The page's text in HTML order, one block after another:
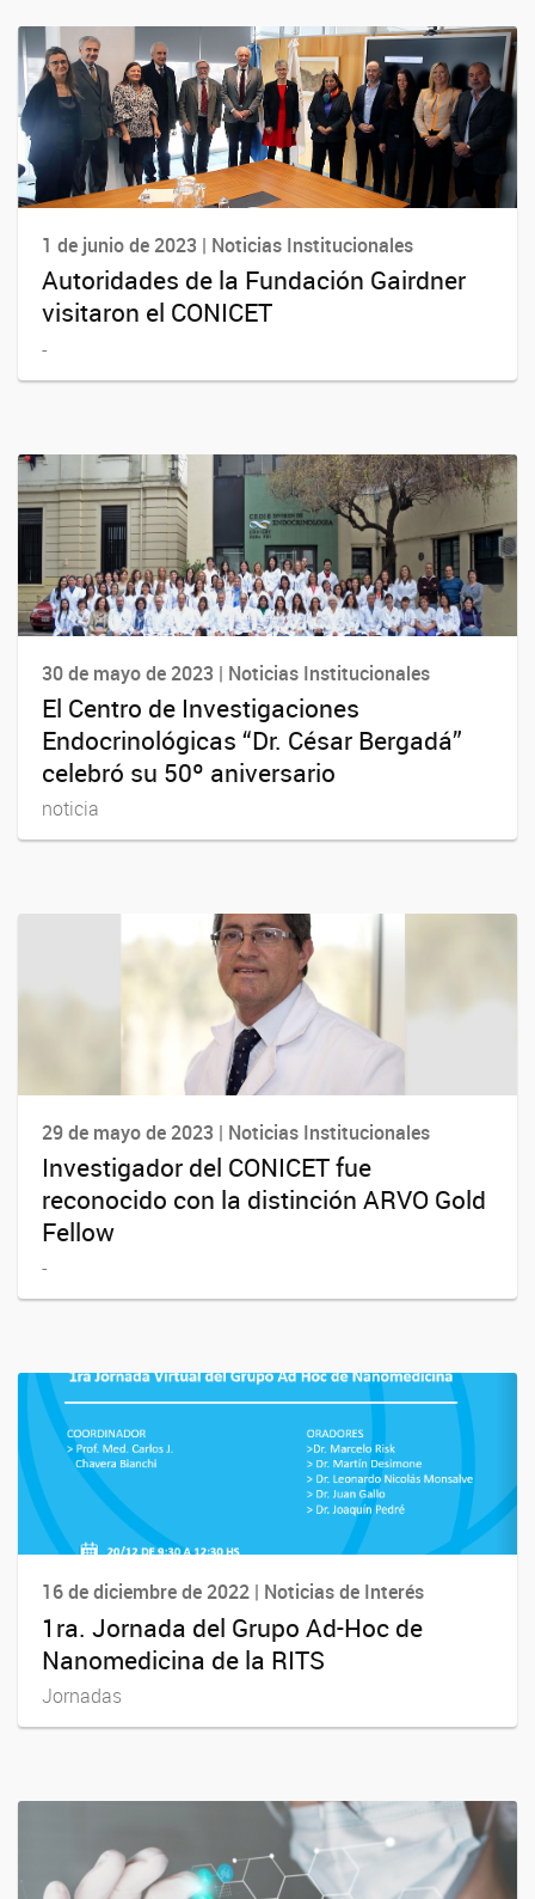
1 de junio de 2023 | Noticias Institucionales
Autoridades de la Fundación Gairdner
visitaron el CONICET
-
30 de mayo de 2023 | Noticias Institucionales
El Centro de Investigaciones
Endocrinológicas “Dr. César Bergadá”
celebró su 50º aniversario
noticia
29 de mayo de 2023 | Noticias Institucionales
Investigador del CONICET fue
reconocido con la distinción ARVO Gold
Fellow
-
16 de diciembre de 2022 | Noticias de Interés
1ra. Jornada del Grupo Ad-Hoc de
Nanomedicina de la RITS
Jornadas